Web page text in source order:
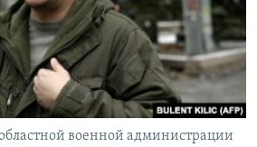
военной администрации